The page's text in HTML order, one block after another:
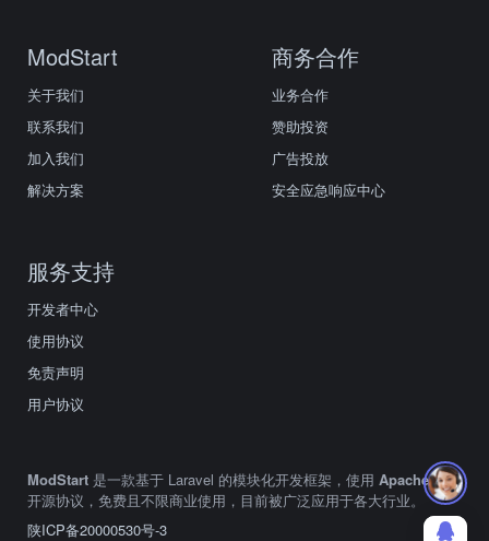
ModStart
关于我们
联系我们
加入我们
解决方案
商务合作
业务合作
赞助投资
广告投放
安全应急响应中心
服务支持
开发者中心
使用协议
免责声明
用户协议
ModStart 是一款基于 Laravel 的模块化开发框架，使用 Apache2.0
开源协议，免费且不限商业使用，目前被广泛应用于各大行业。
陕ICP备20000530号-3